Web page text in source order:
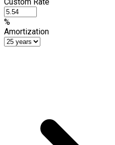
%
Amortization